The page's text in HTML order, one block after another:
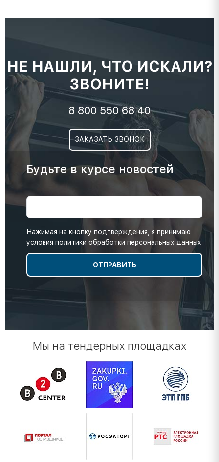
НЕ НАШЛИ, ЧТО ИСКАЛИ?
ЗВОНИТЕ!
8 800 550 68 40
ЗАКАЗАТЬ ЗВОНОК
Будьте в курсе новостей
Нажимая на кнопку подтверждения, я принимаю
условия политики обработки персональных данных
Мы на тендерных площадках